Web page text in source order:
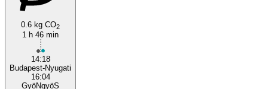
0.6 kg CO2
1 h 46 min
14:18
Budapest-Nyugati
16:04
GyöNgyöS